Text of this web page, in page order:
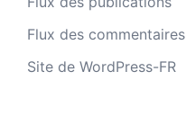
Flux des commentaires
Site de WordPress-FR